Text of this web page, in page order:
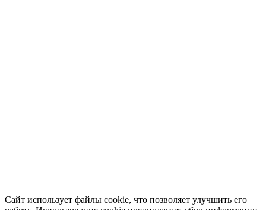
Сайт использует файлы cookie, что позволяет улучшить его